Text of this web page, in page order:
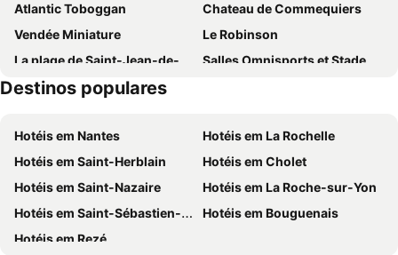
Atlantic Toboggan
Chateau de Commequiers
Vendée Miniature
Le Robinson
La plage de Saint-Jean-de-Monts
Salles Omnisports et Stade Marcel Guilbaud
La plage de La Paracou
Plage de la Joselière
Château de Noirmoutier
Destinos populares
Hotéis em Nantes
Hotéis em La Rochelle
Hotéis em Saint-Herblain
Hotéis em Cholet
Hotéis em Saint-Nazaire
Hotéis em La Roche-sur-Yon
Hotéis em Saint-Sébastien-sur-Loire
Hotéis em Bouguenais
Hotéis em Rezé